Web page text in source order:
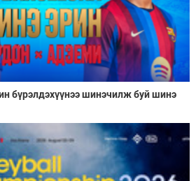
бүрэлдэхүүнээ шинэчилж буй шинэ